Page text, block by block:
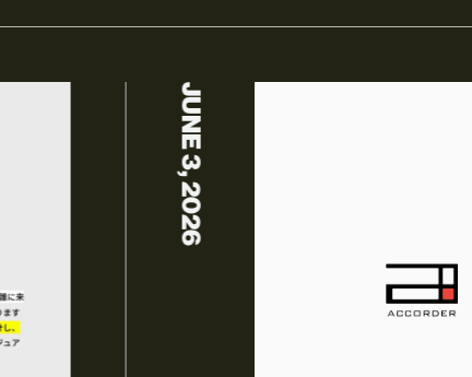
ホームページ制作
JUNE 3, 2026